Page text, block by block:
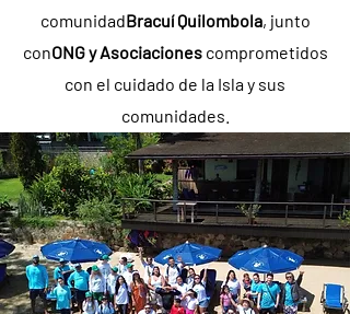
comunidadBracuí Quilombola, junto
conONG y Asociacionescomprometidos
con el cuidado de la Isla y sus
comunidades.